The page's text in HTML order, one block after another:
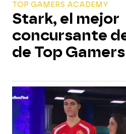
TOP GAMERS ACADEMY
Stark, el mejor
concursante
de Top